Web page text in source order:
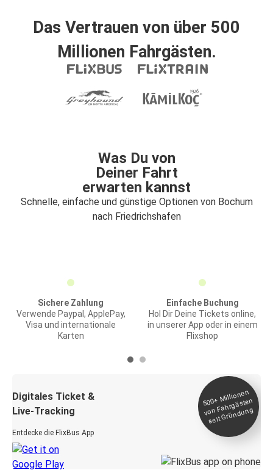
Das Vertrauen von über 500
Millionen Fahrgästen.
Was Du von
Deiner Fahrt
erwarten kannst
Schnelle, einfache und günstige Optionen von Bochum
nach Friedrichshafen
Sichere Zahlung
Verwende Paypal, ApplePay,
Visa und internationale
Karten
Einfache Buchung
Hol Dir Deine Tickets online,
in unserer App oder in einem
Flixshop
Digitales Ticket &
Live-Tracking
Entdecke die FlixBus App
500+
Millionen
von Fahrgästen
seit
Gründung